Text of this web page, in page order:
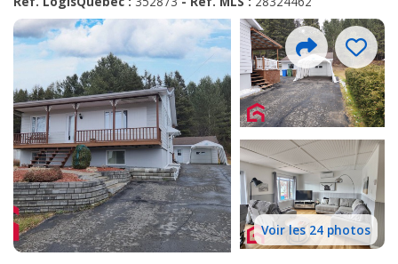
Voir les 24 photos